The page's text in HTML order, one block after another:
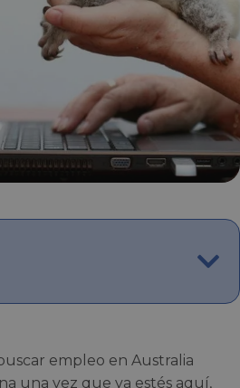
empleo en Australia
una vez que ya estés aquí,